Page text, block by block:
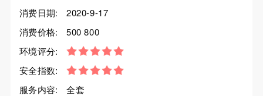
消费日期:
2020-9-17
消费价格:
500 800
环境评分:
安全指数:
服务内容:
全套